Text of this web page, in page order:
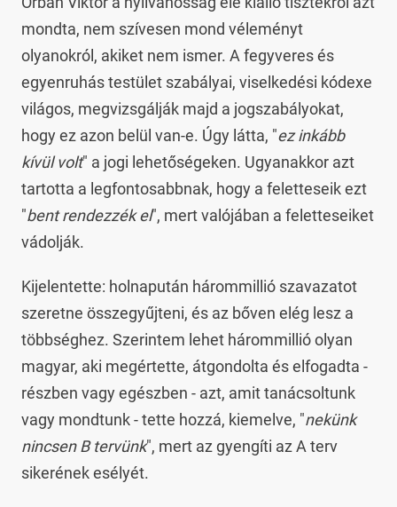
mondta, nem szívesen mond véleményt
olyanokról, akiket nem ismer. A fegyveres és
egyenruhás testület szabályai, viselkedési kódexe
világos, megvizsgálják majd a jogszabályokat,
hogy ez azon belül van-e. Úgy látta, "ez inkább
kívül volt" a jogi lehetőségeken. Ugyanakkor azt
tartotta a legfontosabbnak, hogy a feletteseik ezt
"bent rendezzék el", mert valójában a feletteseiket
vádolják.
Kijelentette: holnapután hárommillió szavazatot
szeretne összegyűjteni, és az bőven elég lesz a
többséghez. Szerintem lehet hárommillió olyan
magyar, aki megértette, átgondolta és elfogadta -
részben vagy egészben - azt, amit tanácsoltunk
vagy mondtunk - tette hozzá, kiemelve, "nekünk
nincsen B tervünk", mert az gyengíti az A terv
sikerének esélyét.